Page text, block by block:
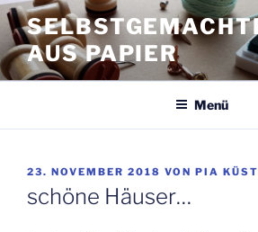
Zum
Inhalt
springenAUS PAPIER
Menü
VERÖFFENTLICHT
23. NOVEMBER 2018 VON PIA
schöne Häuser…